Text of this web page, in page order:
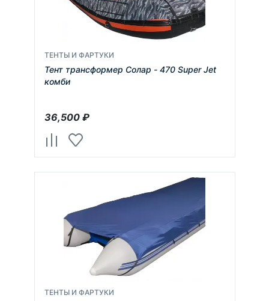
ТЕНТЫ И ФАРТУКИ
Тент трансформер Солар - 470 Super Jet
комби
36,500₽
ТЕНТЫ И ФАРТУКИ